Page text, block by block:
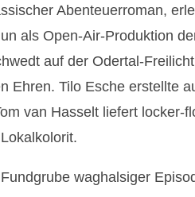
Abenteuerroman,
als Open-Air-Produktion
auf der Odertal-
Ehren. Tilo Esche erstellte
van Hasselt liefert locker-
waghalsiger